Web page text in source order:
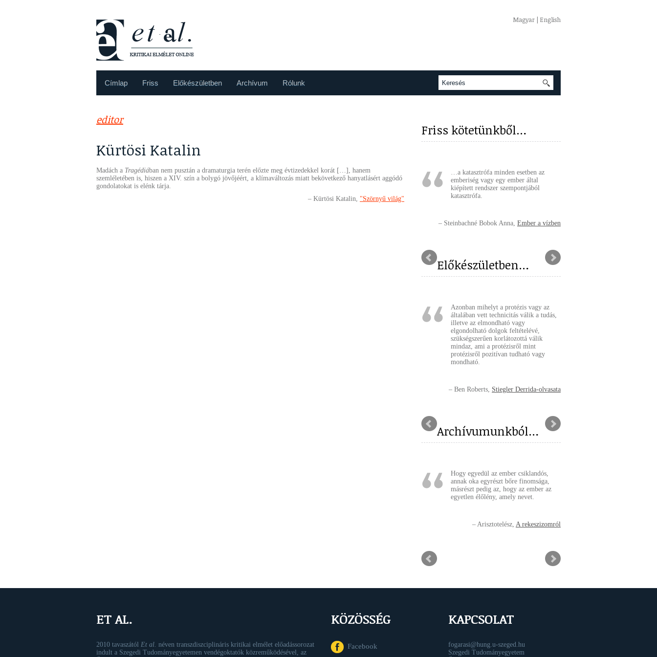
Magyar | English
Címlap Friss Előkészületben Archívum Rólunk
editor
Kürtösi Katalin
Madách a Tragédiában nem pusztán a dramaturgia terén előzte meg évtizedekkel korát […], hanem
szemléletében is, hiszen a XIV. szín a bolygó jövőjéért, a klímaváltozás miatt bekövetkező hanyatlásért aggódó
gondolatokat is elénk tárja.
Kürtösi Katalin "Szörnyű világ"
Friss kötetünkből…
…a katasztrófa minden esetben az
emberiség vagy egy ember által
kiépített rendszer szempontjából
katasztrófa.
Steinbachné Bobok Anna Ember a vízben
Előkészületben…
Azonban mihelyt a protézis vagy az
általában vett technicitás válik a tudás,
illetve az elmondható vagy
elgondolható dolgok feltételévé,
szükségszerűen korlátozottá válik
mindaz, ami a protézisről mint
protézisről pozitívan tudható vagy
mondható.
Ben Roberts Stiegler Derrida-olvasata
Archívumunkból…
Hogy egyedül az ember csiklandós,
annak oka egyrészt bőre finomsága,
másrészt pedig az, hogy az ember az
egyetlen élőlény, amely nevet.
Arisztotelész A rekeszizomról
ET AL.
2010 tavaszától Et al. néven transzdiszciplináris kritikai elmélet előadássorozat
indult a Szegedi Tudományegyetemen vendégoktatók közreműködésével, az
KÖZÖSSÉG
Facebook
KAPCSOLAT
fogarasi@hung.u-szeged.hu
Szegedi Tudományegyetem